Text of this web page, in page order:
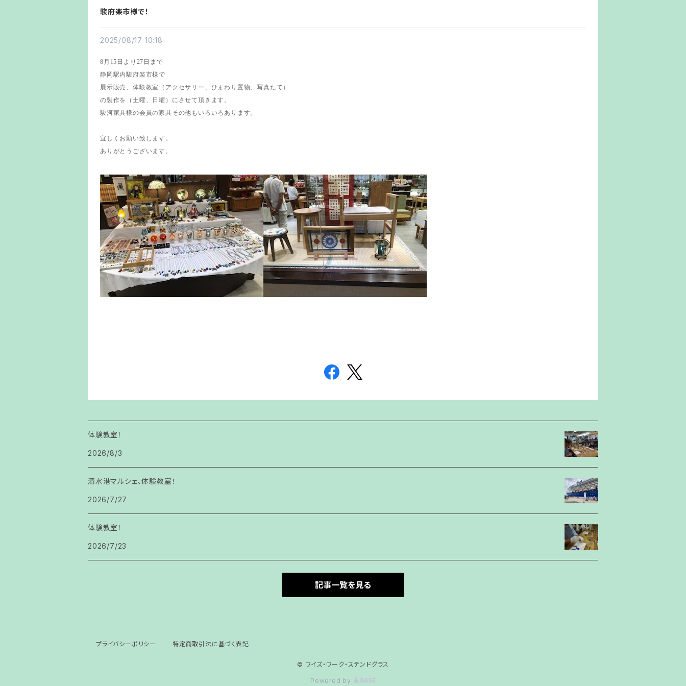
駿府楽市様で！
2025/08/17 10:18
8月15日より27日まで
静岡駅内駿府楽市様で
展示販売、体験教室（アクセサリー、ひまわり置物、写真たて）
の製作を（土曜、日曜）にさせて頂きます。
駿河家具様の会員の家具その他もいろいろあります。
宜しくお願い致します。
ありがとうございます。
体験教室！
2026/8/3
清水港マルシェ、体験教室！
2026/7/27
体験教室！
2026/7/23
記事一覧を見る
プライバシーポリシー 特定商取引法に基づく表記
© ワイズ・ワーク・ステンドグラス
Powered by